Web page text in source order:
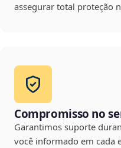
assegurar total proteção
Compromisso no
Garantimos suporte
você informado em cada